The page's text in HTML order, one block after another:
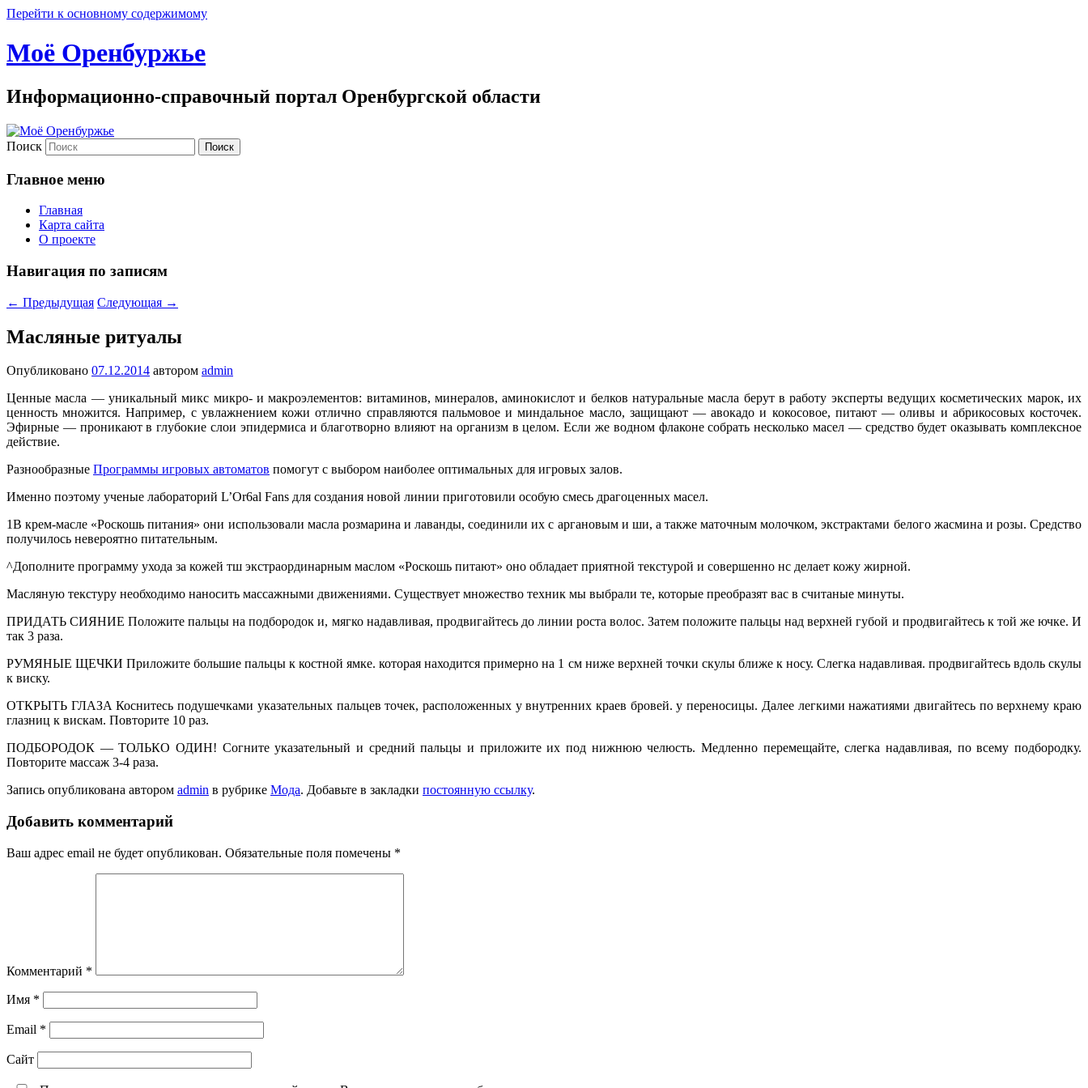
Перейти к основному содержимому
Моё Оренбуржье
Информационно-справочный портал Оренбургской области
Поиск
Главное меню
Главная
Карта сайта
О проекте
Навигация по записям
← Предыдущая Следующая →
Масляные ритуалы
Опубликовано 07.12.2014 автором admin
Ценные масла — уникальный микс микро- и макроэлементов: витаминов, минералов, аминокислот и белков натуральные масла берут в работу эксперты ведущих косметических марок, их
ценность множится. Например, с увлажнением кожи отлично справляются пальмовое и миндальное масло, защищают — авокадо и кокосовое, питают — оливы и абрикосовых косточек.
Эфирные — проникают в глубокие слои эпидермиса и благотворно влияют на организм в целом. Если же водном флаконе собрать несколько масел — средство будет оказывать комплексное
действие.
Разнообразные Программы игровых автоматов помогут с выбором наиболее оптимальных для игровых залов.
Именно поэтому ученые лабораторий L’Or6al Fans для создания новой линии приготовили особую смесь драгоценных масел.
1В крем-масле «Роскошь питания» они исполь­зовали масла розмарина и лаванды, соединили их с аргановым и ши, а также маточным молочком, экстрактами белого жасмина и розы. Средство
получилось невероятно питательным.
^Дополните программу ухода за кожей тш экстраординарным маслом «Роскошь питают» оно обладает приятной текстурой и совершенно нс делает кожу жирной.
Масляную текстуру необходимо наносить массажными движениями. Существует множество техник мы выбрали те, которые преобразят вас в считаные минуты.
ПРИДАТЬ СИЯНИЕ Положите пальцы на подбородок и, мягко надавливая, продвигайтесь до линии роста волос. Затем положите пальцы над верхней губой и продвигайтесь к той же ючке. И
так 3 раза.
РУМЯНЫЕ ЩЕЧКИ Приложите большие пальцы к костной ямке. которая находится примерно на 1 см ниже верхней точки скулы ближе к носу. Слегка на­давливая. продвигайтесь вдоль скулы
к виску.
ОТКРЫТЬ ГЛАЗА Коснитесь подушечками указательных пальцев точек, расположенных у внутренних краев бро­вей. у переносицы. Да­лее легкими нажатиями двигайтесь по верхнему краю
глазниц к вискам. Повторите 10 раз.
ПОДБОРОДОК — ТОЛЬКО ОДИН! Согните указательный и средний пальцы и при­ложите их под нижнюю челюсть. Медленно перемещайте, слегка надавливая, по всему подбородку.
Повторите массаж 3-4 раза.
Запись опубликована автором admin в рубрике Мода. Добавьте в закладки постоянную ссылку.
Добавить комментарий
Ваш адрес email не будет опубликован. Обязательные поля помечены *
Комментарий *
Имя *
Email *
Сайт